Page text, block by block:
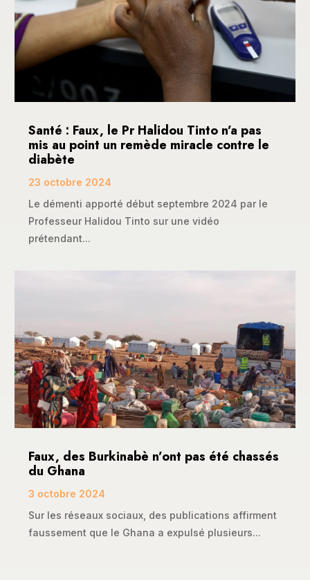
Santé : Faux, le Pr Halidou Tinto n’a pas
mis au point un remède miracle contre le
diabète
23 octobre 2024
Le démenti apporté début septembre 2024 par le
Professeur Halidou Tinto sur une vidéo
prétendant...
Faux, des Burkinabè n’ont pas été chassés
du Ghana
3 octobre 2024
Sur les réseaux sociaux, des publications affirment
faussement que le Ghana a expulsé plusieurs...